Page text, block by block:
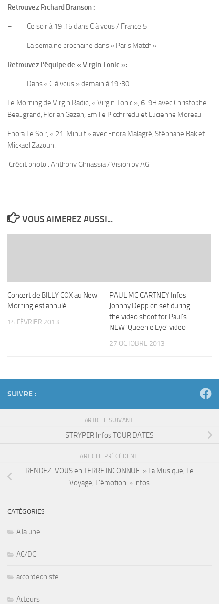
Retrouvez Richard Branson :
– Ce soir à 19 :15 dans C à vous / France 5
– La semaine prochaine dans « Paris Match »
Retrouvez l’équipe de « Virgin Tonic »:
– Dans « C à vous » demain à 19 :30
Le Morning de Virgin Radio, « Virgin Tonic », 6-9H avec Christophe
Beaugrand, Florian Gazan, Emilie Picchrredu et Lucienne Moreau
Enora Le Soir, « 21-Minuit » avec Enora Malagré, Stéphane Bak et
Mickael Zazoun.
Crédit photo : Anthony Ghnassia / Vision by AG
VOUS AIMEREZ AUSSI...
Concert de BILLY COX au New
Morning est annulé
14 FÉVRIER 2013
PAUL MC CARTNEY Infos
Johnny Depp on set during
the video shoot for Paul’s
NEW ‘Queenie Eye’ video
27 OCTOBRE 2013
SUIVRE :
ARTICLE SUIVANT
STRYPER Infos TOUR DATES
ARTICLE PRÉCÉDENT
RENDEZ-VOUS en TERRE INCONNUE » La Musique, Le
Voyage, L’émotion » infos
CATÉGORIES
A la une
AC/DC
accordeoniste
Acteurs